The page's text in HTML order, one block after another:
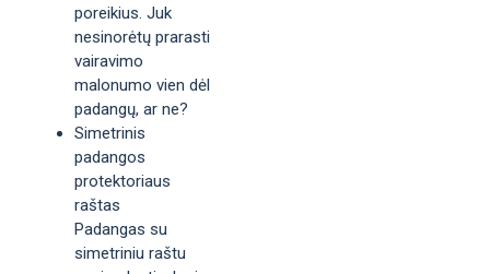
poreikius. Juk
nesinorėtų prarasti
vairavimo
malonumo vien dėl
padangų, ar ne?
Simetrinis
padangos
protektoriaus
raštas
Padangas su
simetriniu raštu